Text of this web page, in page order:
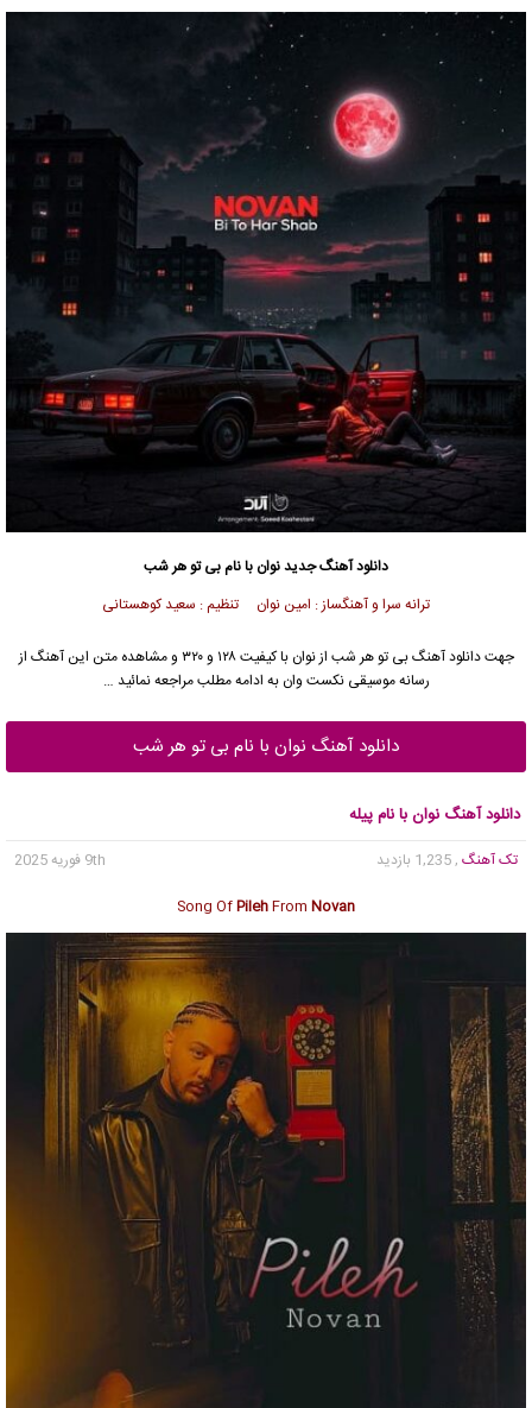
دانلود آهنگ جدیدنوان با نام بی تو هر شب
ترانه سرا و آهنگساز : امین نوان تنظیم : سعید کوهستانی
جهت دانلود آهنگ بی تو هر شب از نوان با کیفیت ۱۲۸ و ۳۲۰ و مشاهده متن این آهنگ از
رسانه موسیقی نکست وان به ادامه مطلب مراجعه نمائید …
دانلود آهنگ نوان با نام بی تو هر شب
دانلود آهنگ نوان با نام پیله
تک آهنگ , 1,235 بازدید
9th فوریه 2025
Song OfPilehFrom Novan